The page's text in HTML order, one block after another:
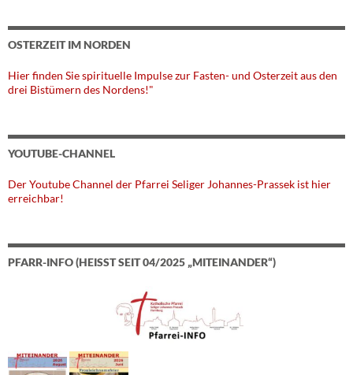
OSTERZEIT IM NORDEN
Hier finden Sie spirituelle Impulse zur Fasten- und Osterzeit aus den
drei Bistümern des Nordens!"
YOUTUBE-CHANNEL
Der Youtube Channel der Pfarrei Seliger Johannes-Prassek ist hier
erreichbar!
PFARR-INFO (HEISST SEIT 04/2025 „MITEINANDER“)